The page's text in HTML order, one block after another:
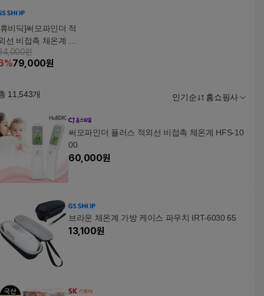
비딕]써모파인더 적
선 비접촉 체온계 FS
원
%79,000원
11,543개 인기순 홈쇼핑사
써모파인더 플러스 적외선 비접촉 체온계 HFS-10
00
60,000원
브라운 체온계 가방 케이스 파우치 IRT-6030 65
13,100원